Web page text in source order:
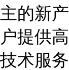
主的新
户提供
技术服